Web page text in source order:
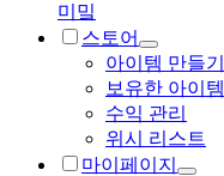
미밐
스토어
아이템 만들기
보유한 아이템
수익 관리
위시 리스트
마이페이지